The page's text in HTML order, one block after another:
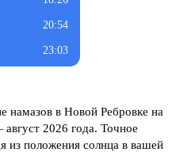
20:54
23:03
намазов в Новой Ребровке на
2026 года. Точное
из положения солнца в вашей